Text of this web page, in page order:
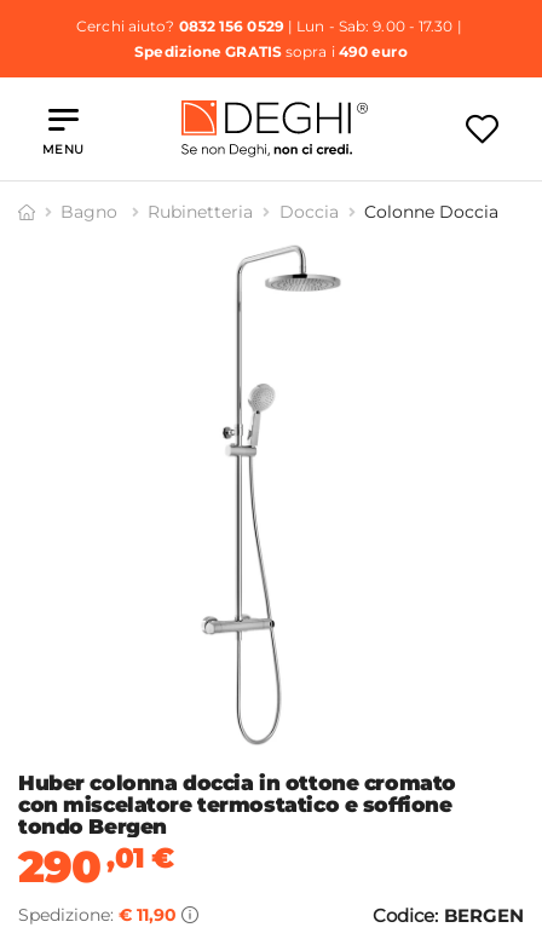
Cerchi aiuto? 0832 156 0529| Lun - Sab: 9.00 - 17.30 |
Spedizione GRATISsopra i 490 euro
MENU
Bagno Rubinetteria Doccia Colonne Doccia
Huber colonna doccia in ottone cromato
con miscelatore termostatico e soffione
tondo Bergen
290,01 €
Spedizione: € 11,90 Codice: BERGEN